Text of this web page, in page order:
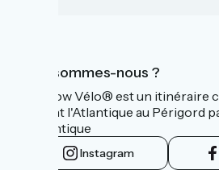
Qui sommes-nous ?
La Flow Vélo® est un itinéraire
reliant l'Atlantique au Périgord
l’Atlantique
Instagram